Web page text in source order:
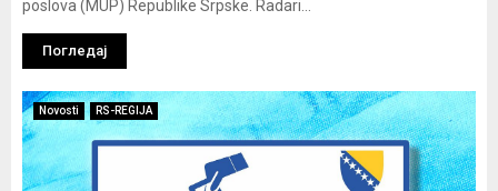
poslova (MUP) Republike Srpske. Radari...
Погледај
Novosti RS-REGIJA